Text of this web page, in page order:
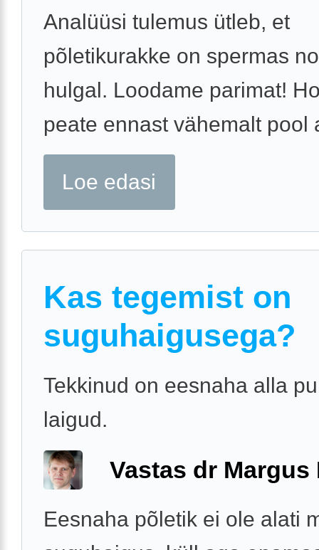
Analüüsi tulemus ütleb, et
põletikurakke on spermas
hulgal. Loodame parimat!
peate ennast vähemalt pool
Loe edasi
Kas tegemist on
suguhaigusega?
Tekkinud on eesnaha alla
laigud.
Vastas dr Margus
Eesnaha põletik ei ole alati